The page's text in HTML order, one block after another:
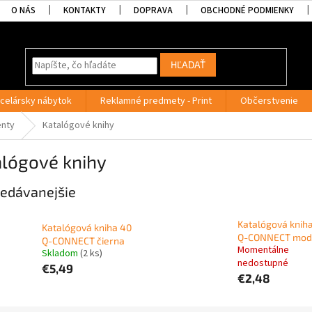
O NÁS KONTAKTY DOPRAVA OBCHODNÉ PODMIENKY
HĽADAŤ
nábytok Reklamné predmety - Print Občerstvenie
Katalógové knihy
knihy
Katalógová kniha 40
Q-CONNECT čierna
Skladom (2 ks)
€5,49
Katalógová
Q-CONNECT
Momentálne
nedostupné
€2,48